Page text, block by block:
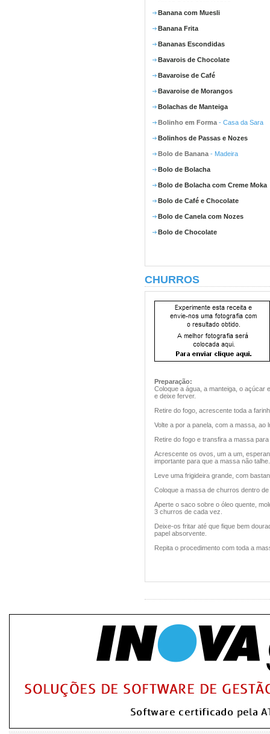
Banana com Muesli
Banana Frita
Bananas Escondidas
Bavarois de Chocolate
Bavaroise de Café
Bavaroise de Morangos
Bolachas de Manteiga
Bolinho em Forma - Casa da Sara
Bolinhos de Passas e Nozes
Bolo de Banana - Madeira
Bolo de Bolacha
Bolo de Bolacha com Creme Moka
Bolo de Café e Chocolate
Bolo de Canela com Nozes
Bolo de Chocolate
CHURROS
Preparação:
Coloque a água, a manteiga, o açúcar
e deixe ferver.
Retire do fogo, acrescente toda a
Volte a por a panela, com a massa, ao
Retire do fogo e transfira a massa
Acrescente os ovos, um a um,
importante para que a massa não talhe.
Leve uma frigideira grande, com
Coloque a massa de churros dentro
Aperte o saco sobre o óleo quente,
3 churros de cada vez.
Deixe-os fritar até que fique bem
papel absorvente.
Repita o procedimento com toda a